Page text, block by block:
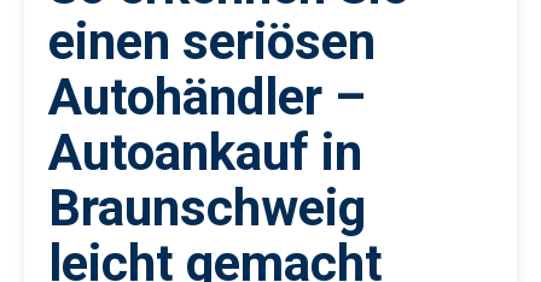
einen seriösen
Autohändler –
Autoankauf in
Braunschweig
leicht gemacht